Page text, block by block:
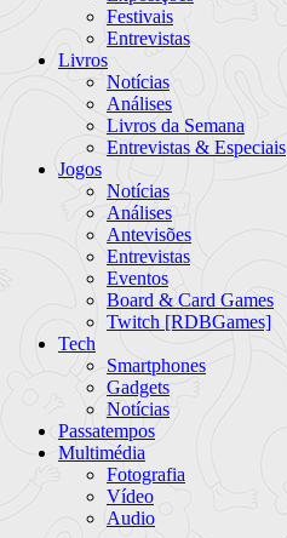
Festivais
Entrevistas
Livros
Notícias
Análises
Livros da Semana
Entrevistas & Especiais
Jogos
Notícias
Análises
Antevisões
Entrevistas
Eventos
Board & Card Games
Twitch [RDBGames]
Tech
Smartphones
Gadgets
Notícias
Passatempos
Multimédia
Fotografia
Vídeo
Audio